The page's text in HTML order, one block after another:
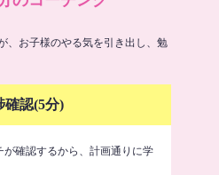
、お子様のやる気を引き出し、勉
確認(5分)
確認するから、計画通りに学